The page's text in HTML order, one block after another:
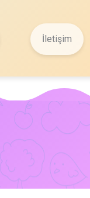
İletişim